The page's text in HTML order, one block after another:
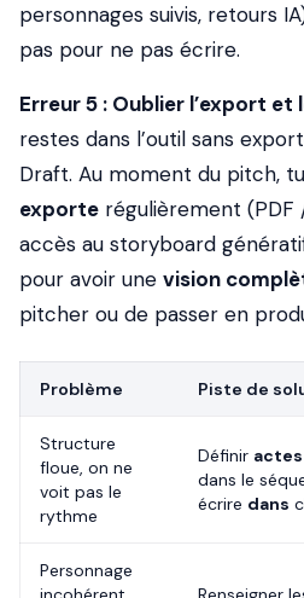
personnages suivis, retours
pas pour ne pas écrire.
Erreur 5 : Oublier l’export
restes dans l’outil sans
Draft. Au moment du pitch,
exporte régulièrement (PDF
accès au storyboard
pour avoir une vision
pitcher ou de passer en
Problème Piste de
Structure
floue, on ne
voit pas le
rythme
Définir
dans le
écrire dans
Personnage